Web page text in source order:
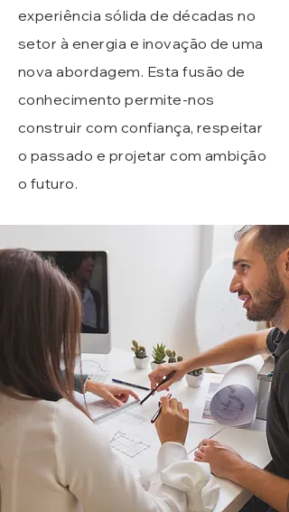
experiência sólida de décadas no
setor à energia e inovação de uma
nova abordagem. Esta fusão de
conhecimento permite-nos
construir com confiança, respeitar
o passado e projetar com ambição
o futuro.